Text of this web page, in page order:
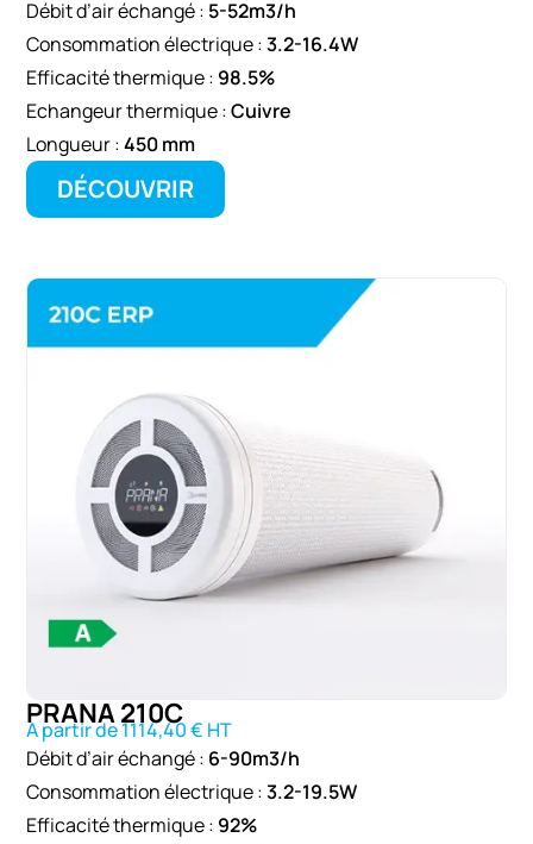
Débit d’air échangé : 5-52m3/h
Consommation électrique :3.2-16.4W
Efficacité thermique : 98.5%
Echangeur thermique :Cuivre
Longueur :450 mm
DÉCOUVRIR
PRANA 210C
A partir de 1114,40 € HT
Débit d’air échangé : 6-90m3/h
Consommation électrique :3.2-19.5W
Efficacité thermique : 92%